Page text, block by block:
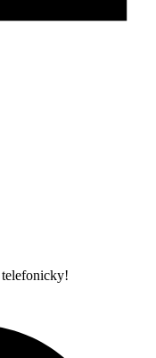
telefonicky!